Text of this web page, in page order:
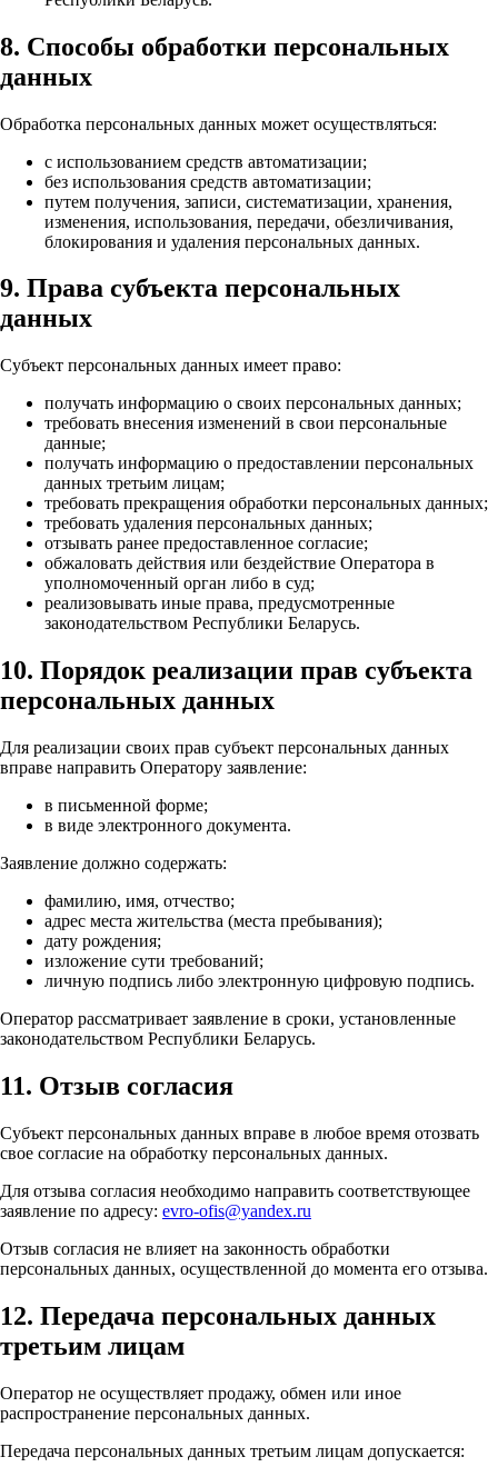
8. Способы обработки персональных
данных
Обработка персональных данных может осуществляться:
с использованием средств автоматизации;
без использования средств автоматизации;
путем получения, записи, систематизации, хранения,
изменения, использования, передачи, обезличивания,
блокирования и удаления персональных данных.
9. Права субъекта персональных
данных
Субъект персональных данных имеет право:
получать информацию о своих персональных данных;
требовать внесения изменений в свои персональные
данные;
получать информацию о предоставлении персональных
данных третьим лицам;
требовать прекращения обработки персональных данных;
требовать удаления персональных данных;
отзывать ранее предоставленное согласие;
обжаловать действия или бездействие Оператора в
уполномоченный орган либо в суд;
реализовывать иные права, предусмотренные
законодательством Республики Беларусь.
10. Порядок реализации прав субъекта
персональных данных
Для реализации своих прав субъект персональных данных
вправе направить Оператору заявление:
в письменной форме;
в виде электронного документа.
Заявление должно содержать:
фамилию, имя, отчество;
адрес места жительства (места пребывания);
дату рождения;
изложение сути требований;
личную подпись либо электронную цифровую подпись.
Оператор рассматривает заявление в сроки, установленные
законодательством Республики Беларусь.
11. Отзыв согласия
Субъект персональных данных вправе в любое время отозвать
свое согласие на обработку персональных данных.
Для отзыва согласия необходимо направить соответствующее
заявление по адресу: evro-ofis@yandex.ru
Отзыв согласия не влияет на законность обработки
персональных данных, осуществленной до момента его отзыва.
12. Передача персональных данных
третьим лицам
Оператор не осуществляет продажу, обмен или иное
распространение персональных данных.
Передача персональных данных третьим лицам допускается: